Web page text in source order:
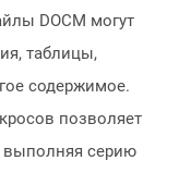
DOCM могут
таблицы,
содержимое.
позволяет
выполняя серию